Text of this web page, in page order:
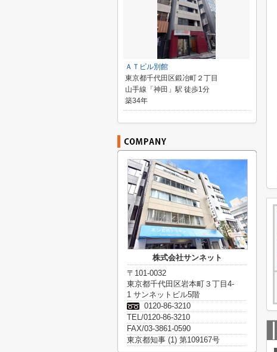
ＡＴビル別館
東京都千代田区鍛冶町２丁目
山手線「神田」駅 徒歩1分
築34年
株式会社サンネット
〒101-0032
東京都千代田区岩本町３丁目4-
1 サンネットビル5階
0120-86-3210
TEL/0120-86-3210
FAX/03-3861-0590
東京都知事 (1) 第109167号